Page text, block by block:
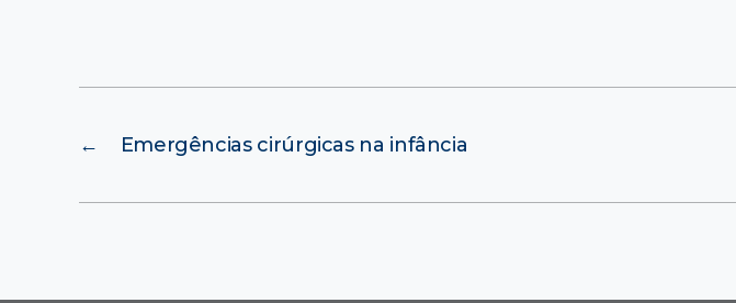
← Emergências cirúrgicas na infância